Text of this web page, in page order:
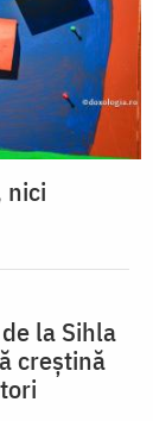
nici
la Sihla
creştină